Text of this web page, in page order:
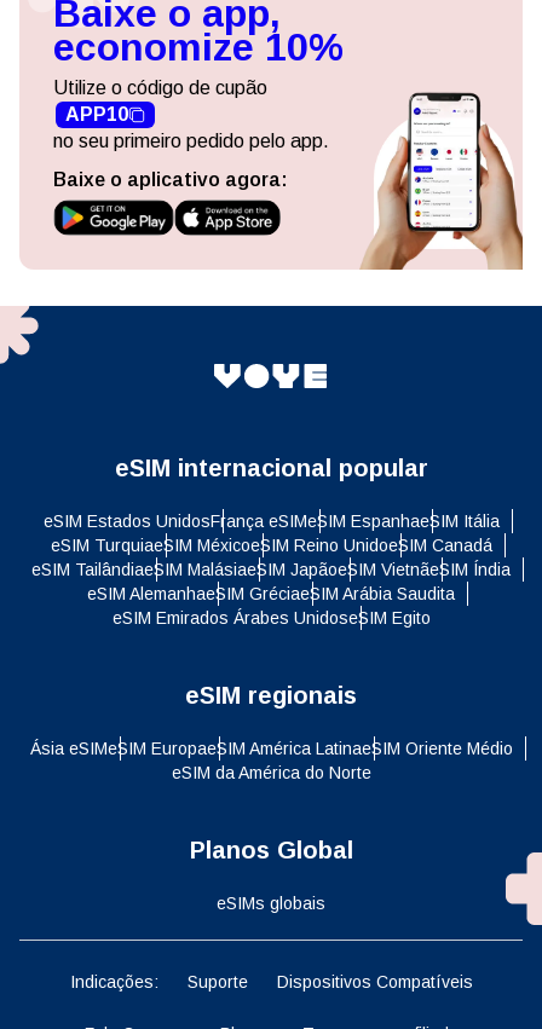
Baixe o app,
economize 10%
Utilize o código de cupão
APP10
no seu primeiro pedido pelo app.
Baixe o aplicativo agora:
eSIM internacional popular
eSIM Estados UnidosFrança eSIMeSIM EspanhaeSIM Itália
eSIM TurquiaeSIM MéxicoeSIM Reino UnidoeSIM Canadá
eSIM TailândiaeSIM MalásiaeSIM JapãoeSIM VietnãeSIM Índia
eSIM AlemanhaeSIM GréciaeSIM Arábia Saudita
eSIM Emirados Árabes UnidoseSIM Egito
eSIM regionais
Ásia eSIMeSIM EuropaeSIM América LatinaeSIM Oriente Médio
eSIM da América do Norte
Planos Global
eSIMs globais
Indicações: Suporte Dispositivos Compatíveis